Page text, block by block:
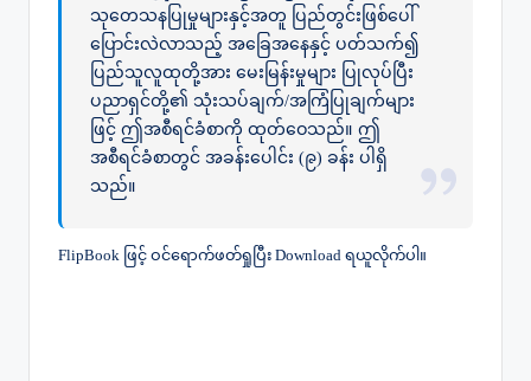
သုတေသနပြုမှုများနှင့်အတူ ပြည်တွင်းဖြစ်ပေါ်
ပြောင်းလဲလာသည့် အခြေအနေနှင့် ပတ်သက်၍
ပြည်သူလူထုတို့အား မေးမြန်းမှုများ ပြုလုပ်ပြီး
ပညာရှင်တို့၏ သုံးသပ်ချက်/အကြံပြုချက်များ
ဖြင့် ဤအစီရင်ခံစာကို ထုတ်ဝေသည်။ ဤ
အစီရင်ခံစာတွင် အခန်းပေါင်း (၉) ခန်း ပါရှိ
သည်။
FlipBook ဖြင့် ဝင်ရောက်ဖတ်ရှုပြီး Download ရယူလိုက်ပါ။